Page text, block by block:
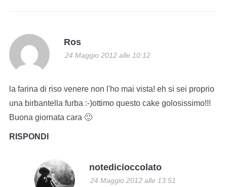
Ros
24 Maggio 2012 alle 10:12
la farina di riso venere non l'ho mai vista! eh si sei proprio
una birbantella furba :-)ottimo questo cake golosissimo!!!
Buona giornata cara 🙂
RISPONDI
notedicioccolato
24 Maggio 2012 alle 13:51